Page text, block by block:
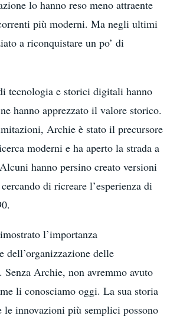
lo hanno reso meno attraente
più moderni. Ma negli ultimi
a riconquistare un po’ di
tecnologia e storici digitali hanno
hanno apprezzato il valore storico.
Archie è stato il precursore
moderni e ha aperto la strada a
hanno persino creato versioni
di ricreare l’esperienza di
l’importanza
dell’organizzazione delle
Archie, non avremmo avuto
li conosciamo oggi. La sua storia
le innovazioni più semplici possono